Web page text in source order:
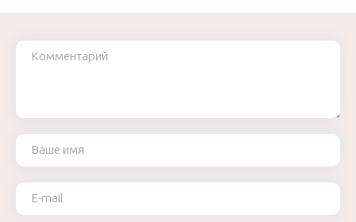
Комментарий
Ваше имя
Ваш e-mail